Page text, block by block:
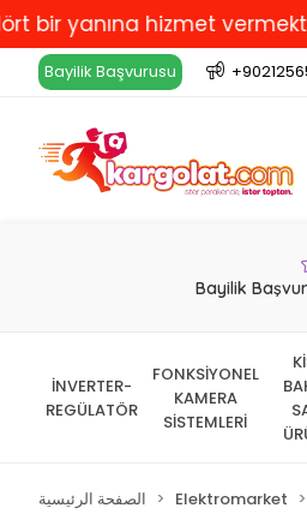
hizmet vermekten
Bayilik Başvurusu
Bayilik
İNVERTER-
REGÜLATÖR
FONKSİYONEL
KAMERA
SİSTEMLERİ
الصفحة الرئيسية Elektromarket